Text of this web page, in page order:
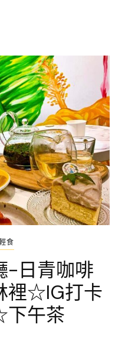
食
-日青咖啡
裡☆IG打卡
午茶